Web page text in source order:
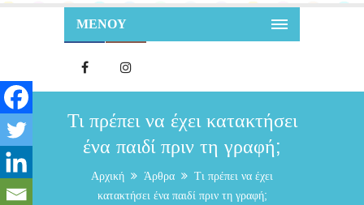
ΜΕΝΟΥ
Τι πρέπει να έχει κατακτήσει
ένα παιδί πριν τη γραφή;
Αρχική Άρθρα
Τι πρέπει να έχει
κατακτήσει ένα παιδί πριν τη γραφή;